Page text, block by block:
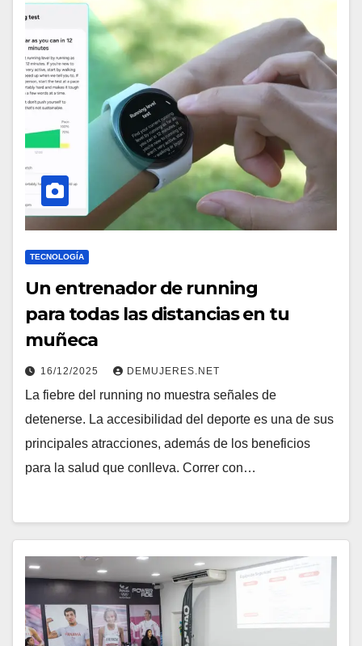
TECNOLOGÍA
Un entrenador de running
para todas las distancias en tu
muñeca
16/12/2025 DEMUJERES.NET
La fiebre del running no muestra señales de
detenerse. La accesibilidad del deporte es una de sus
principales atracciones, además de los beneficios
para la salud que conlleva. Correr con…